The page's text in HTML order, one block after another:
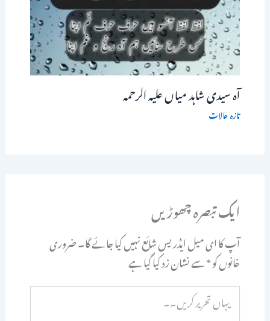
آہ سیدی شاہد میاں علیہ الرحمہ
تازہ حالات
ایک تبصرہ چھوڑیں
آپ کا ای میل ایڈریس شائع نہیں کیا جائے گا۔ضروری
خانوں کو*سے نشان زد کیا گیا ہے
یہاں
تحریر
کریں۔۔